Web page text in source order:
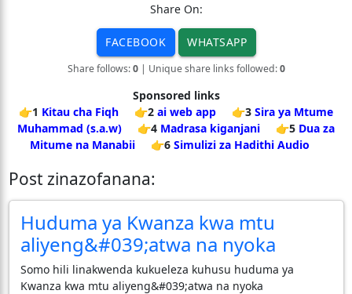
Share On:
FACEBOOK WHATSAPP
Share follows:0| Unique share links followed:0
Sponsored links
👉1 Kitau cha Fiqh 👉2 ai web app 👉3 Sira ya Mtume
Muhammad (s.a.w)
👉4 Madrasa kiganjani 👉5 Dua za
Mitume na Manabii
👉6 Simulizi za Hadithi Audio
Post zinazofanana:
Huduma ya Kwanza kwa mtu
aliyeng&#039;atwa na nyoka
Somo hili linakwenda kukueleza kuhusu huduma ya
Kwanza kwa mtu aliyeng&#039;atwa na nyoka